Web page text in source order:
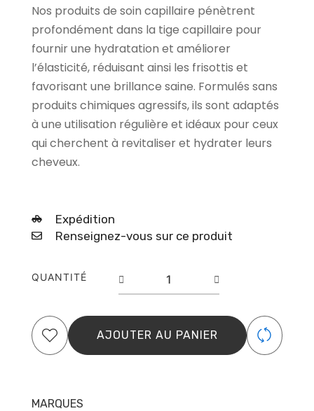
Nos produits de soin capillaire pénètrent
profondément dans la tige capillaire pour
fournir une hydratation et améliorer
l’élasticité, réduisant ainsi les frisottis et
favorisant une brillance saine. Formulés sans
produits chimiques agressifs, ils sont adaptés
à une utilisation régulière et idéaux pour ceux
qui cherchent à revitaliser et hydrater leurs
cheveux.
Expédition
Renseignez-vous sur ce produit
QUANTITÉ
in
DIFEEL
Argan
AJOUTER AU PANIER
MARQUES